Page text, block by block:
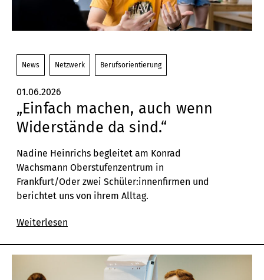
News Netzwerk Berufsorientierung
01.06.2026
„Einfach machen, auch wenn
Widerstände da sind.“
Nadine Heinrichs begleitet am Konrad
Wachsmann Oberstufenzentrum in
Frankfurt/Oder zwei Schüler:innenfirmen und
berichtet uns von ihrem Alltag.
Weiterlesen